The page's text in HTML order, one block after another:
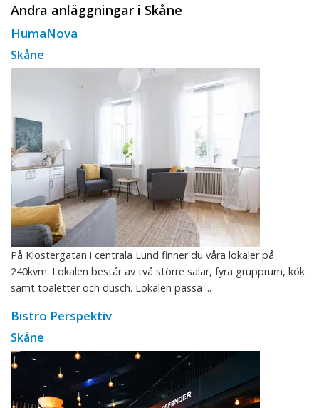
Andra anläggningar i Skåne
HumaNova
Skåne
På Klostergatan i centrala Lund finner du våra lokaler på
240kvm. Lokalen består av två större salar, fyra grupprum, kök
samt toaletter och dusch. Lokalen passa ...
Bistro Perspektiv
Skåne